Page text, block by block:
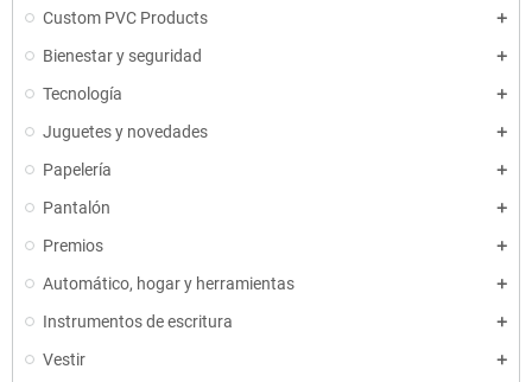
Custom PVC Products
Bienestar y seguridad
Tecnología
Juguetes y novedades
Papelería
Pantalón
Premios
Automático, hogar y herramientas
Instrumentos de escritura
Vestir